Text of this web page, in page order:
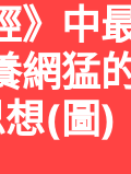
》中
網猛
(圖)